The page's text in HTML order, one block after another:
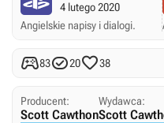
4 lutego 2020
Angielskie napisy i dialogi.
832038
Producent:
Scott Cawthon
Wydawca:
Scott